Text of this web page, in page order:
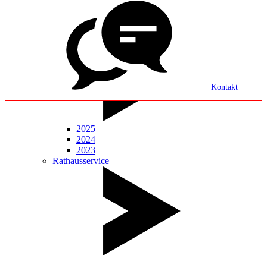
Kontakt
Statistik
Mitteilungsblatt
2025
2024
2023
Rathausservice